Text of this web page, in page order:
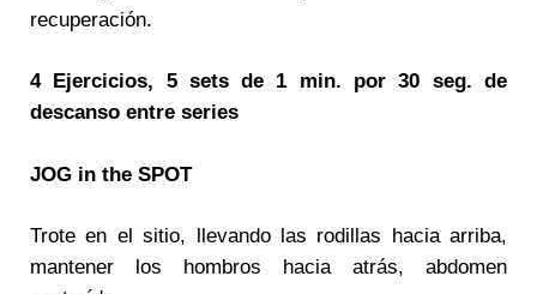
recuperación.
4 Ejercicios, 5 sets de 1 min. por 30 seg. de
descanso entre series
JOG in the SPOT
Trote en el sitio, llevando las rodillas hacia arriba,
mantener los hombros hacia atrás, abdomen